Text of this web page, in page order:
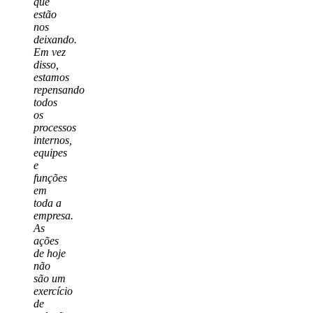
estão
nos
deixando.
Em vez
disso,
estamos
repensando
todos
os
processos
internos,
equipes
e
funções
em
toda a
empresa.
As
ações
de hoje
não
são um
exercício
de